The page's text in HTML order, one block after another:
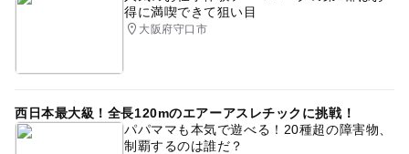
得に満喫できて狙い目
大阪府守口市
西日本最大級！全長120mのエアーアスレチックに挑戦！
パパママも本気で遊べる！20種超の障害物、
制覇するのは誰だ？